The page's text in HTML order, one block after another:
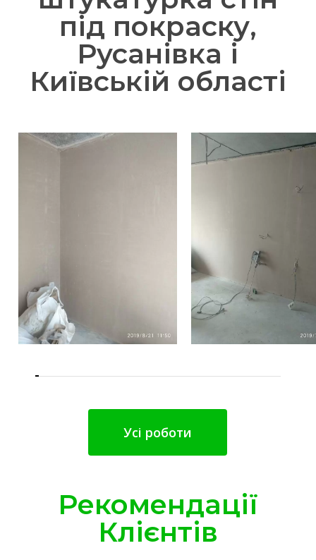
під покраску,
Русанівка і
Київській області
Усі роботи
Рекомендації
Клієнтів